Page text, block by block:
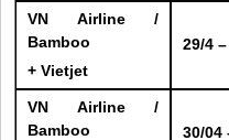
VN Airline /
Bamboo
+ Vietjet
29/4
VN Airline /
Bamboo
30/04